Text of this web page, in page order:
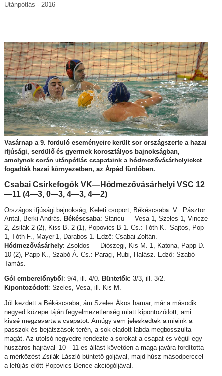
Utánpótlás - 2016
Vasárnap a 9. forduló eseményeire került sor országszerte a hazai
ifjúsági, serdülő és gyermek korosztályos bajnokságban,
amelynek során utánpótlás csapataink a hódmezővásárhelyieket
fogadták hazai környezetben, az Árpád fürdőben.
Csabai Csirkefogók VK—Hódmezővásárhelyi VSC 12
—11 (4—3, 0—3, 4—3, 4—2)
Országos ifjúsági bajnokság, Keleti csoport, Békéscsaba. V.: Pásztor
Antal, Berki András.
Békéscsaba: Stancu — Vesa 1, Szeles 1, Vincze
2, Zsilák 2 (2), Kiss B. 2 (1), Popovics B 1. Cs.: Tóth K., Sajtos, Pop
1, Tóth F., Mayer 1, Darabos 1. Edző: Csabai Zoltán.
Hódmezővásárhely: Zsoldos — Diószegi, Kis M. 1, Katona, Papp D.
10 (2), Papp K., Szabó Á. Cs.: Paragi, Rubi, Halász. Edző: Szabó
Tamás.
Gól emberelőnyből : 9/4, ill. 4/0. Büntetők: 3/3, ill. 3/2.
Kipontozódott: Szeles, Vesa, ill. Kis M.
Jól kezdett a Békéscsaba, ám Szeles Ákos hamar, már a második
negyed közepe táján fegyelmezetlenség miatt kipontozódott, ami
kissé megzavarta a csapatot. Amúgy sem jeleskedtek a mieink a
passzok és bejátszások terén, a sok eladott labda megbosszulta
magát. Az utolsó negyedre rendezte a sorokat a csapat és végül egy
huszáros hajrával, 10—11-es állást követően a maga javára fordította
a mérkőzést Zsilák László büntető góljával, majd húsz másodperccel
a lefújás előtt Popovics Bence akciógóljával.